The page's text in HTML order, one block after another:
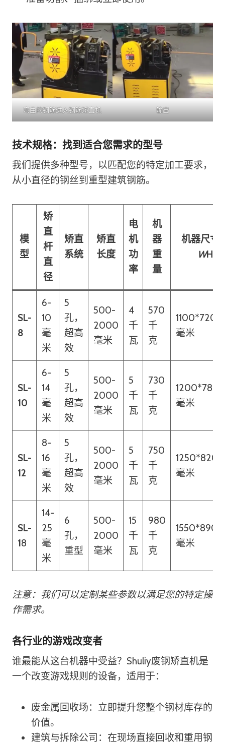
弯曲的钢筋进入钢筋矫直机 输出
技术规格：找到适合您需求的型号
我们提供多种型号，以匹配您的特定加工要求，
从小直径的钢丝到重型建筑钢筋。
模
型
矫
直
杆
直
径
矫直
系统
矫直
长度
电
机
功
率
机
器
重
量
机器尺寸
WH）
SL-
8
6-
10
毫
米
5
孔，
超高
效
500-
2000
毫米
4
千
瓦
570
千
克
毫米
SL-
10
6-
14
毫
米
5
孔，
超高
效
500-
2000
毫米
5
千
瓦
730
千
克
毫米
SL-
12
8-
16
毫
米
5
孔，
超高
效
500-
2000
毫米
5
千
瓦
750
千
克
毫米
SL-
18
14-
25
毫
米
6
孔，
重型
500-
2000
毫米
15
千
瓦
980
千
克
毫米
注意：我们可以定制某些参数以满足您的特定操
作需求。
各行业的游戏改变者
谁最能从这台机器中受益？Shuliy废钢矫直机是
一个改变游戏规则的设备，适用于：
废金属回收场：立即提升您整个钢材库存的
价值。
建筑与拆除公司：在现场直接回收和重用钢